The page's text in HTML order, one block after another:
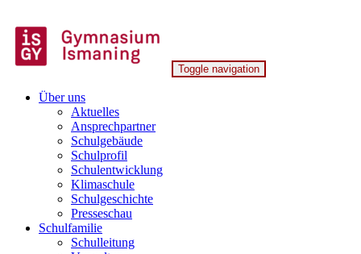
to
content
Gymnasium Ismaning
Toggle navigation
Über uns
Aktuelles
Ansprechpartner
Schulgebäude
Schulprofil
Schulentwicklung
Klimaschule
Schulgeschichte
Presseschau
Schulfamilie
Schulleitung